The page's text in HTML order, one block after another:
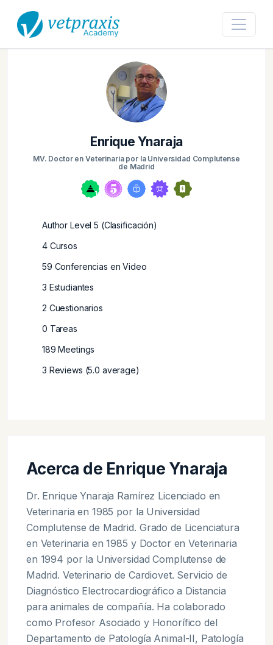
Acerca de Enrique Ynaraja
Dr. Enrique Ynaraja Ramírez Licenciado en
Veterinaria en 1985 por la Universidad
Complutense de Madrid. Grado de Licenciatura
en Veterinaria en 1985 y Doctor en Veterinaria
en 1994 por la Universidad Complutense de
Madrid. Veterinario de Cardiovet. Servicio de
Diagnóstico Electrocardiográfico a Distancia
para animales de compañía. Ha colaborado
como Profesor Asociado y Honorífico del
Departamento de Patología Animal-II, Patología
Enrique Ynaraja
MV. Doctor en Veterinaria por la Universidad Complutense
de Madrid
Author Level 5 (Clasificación)
4 Cursos
59 Conferencias en Video
3 Estudiantes
2 Cuestionarios
0 Tareas
189 Meetings
3 Reviews (5.0 average)